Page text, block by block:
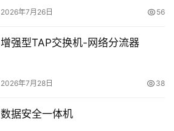
2026年7月26日 56
增强型TAP交换机-网络分流器
2026年7月28日 38
数据安全一体机